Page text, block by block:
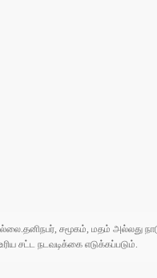
சமூகம், மதம் அல்லது
சட்ட நடவடிக்கை எடுக்கப்படும்.